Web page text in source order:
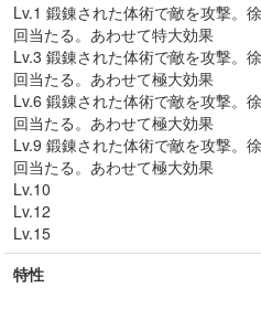
Lv.1 鍛錬された体術で敵を攻撃。
回当たる。あわせて特大効果
Lv.3 鍛錬された体術で敵を攻撃。
回当たる。あわせて極大効果
Lv.6 鍛錬された体術で敵を攻撃。
回当たる。あわせて極大効果
Lv.9 鍛錬された体術で敵を攻撃。
回当たる。あわせて極大効果
Lv.10
Lv.12
Lv.15
特性